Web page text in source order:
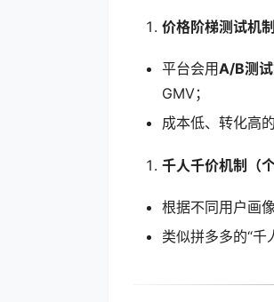
价格阶梯测试机制
平台会用A/B测
GMV；
成本低、转化高
千人千价机制（
根据不同用户画
类似拼多多的“千